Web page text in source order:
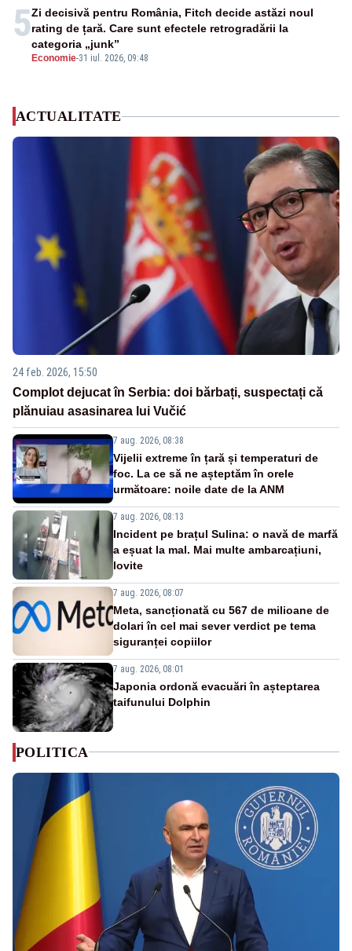
5
Economie-31 iul. 2026, 09:48
Zi decisivă pentru România, Fitch decide astăzi noul
rating de țară. Care sunt efectele retrogradării la
categoria „junk”
ACTUALITATE
24 feb. 2026, 15:50
Complot dejucat în Serbia: doi bărbați, suspectați că
plănuiau asasinarea lui Vučić
7 aug. 2026, 08:38
Vijelii extreme în țară și temperaturi de
foc. La ce să ne așteptăm în orele
următoare: noile date de la ANM
7 aug. 2026, 08:13
Incident pe brațul Sulina: o navă de marfă
a eșuat la mal. Mai multe ambarcațiuni,
lovite
7 aug. 2026, 08:07
Meta, sancționată cu 567 de milioane de
dolari în cel mai sever verdict pe tema
siguranței copiilor
7 aug. 2026, 08:01
Japonia ordonă evacuări în așteptarea
taifunului Dolphin
POLITICA